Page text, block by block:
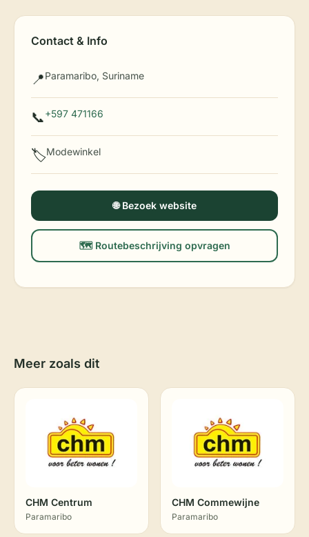
Contact & Info
📍Paramaribo, Suriname
📞+597 471166
🏷️Modewinkel
🌐 Bezoek website
🗺️ Routebeschrijving opvragen
Meer zoals dit
CHM Centrum
Paramaribo
CHM Commewijne
Paramaribo